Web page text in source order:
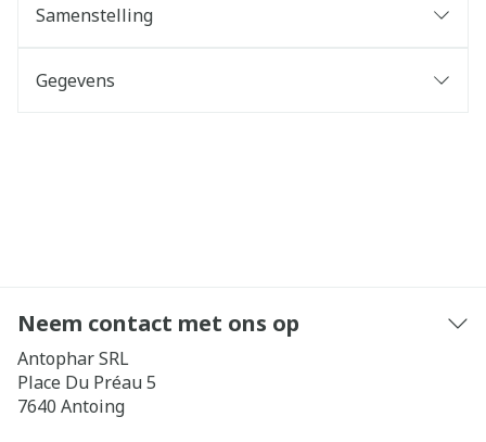
Samenstelling
Gegevens
Neem contact met ons op
Antophar SRL
Place Du Préau 5
7640 Antoing